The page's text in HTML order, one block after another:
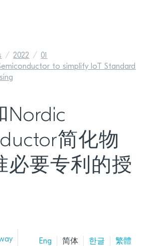
2022
01
to simplify IoT Standard
Nordic
简化物
必要专利的授
Eng 简体 한글 繁體